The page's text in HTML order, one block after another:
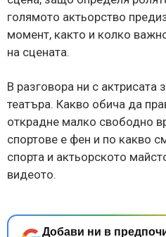
голямото актьорство
момент, както и колко
на сцената.
В разговора ни с актрисата
театъра. Какво обича да
открадне малко свободно
спортове е фен и по какво
спорта и актьорското
видеото.
Добави ни в